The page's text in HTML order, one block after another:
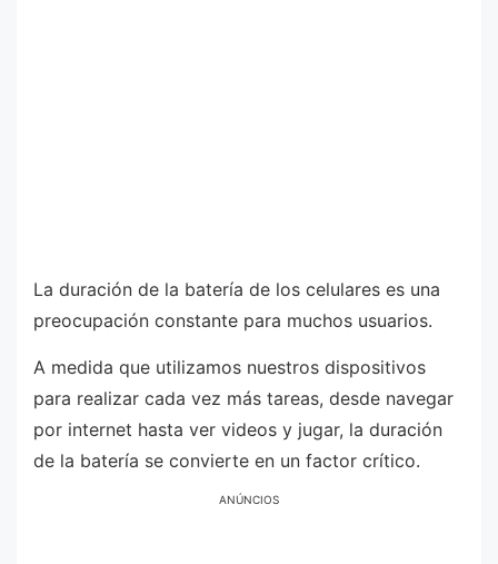
La duración de la batería de los celulares es una
preocupación constante para muchos usuarios.
A medida que utilizamos nuestros dispositivos
para realizar cada vez más tareas, desde navegar
por internet hasta ver videos y jugar, la duración
de la batería se convierte en un factor crítico.
ANÚNCIOS